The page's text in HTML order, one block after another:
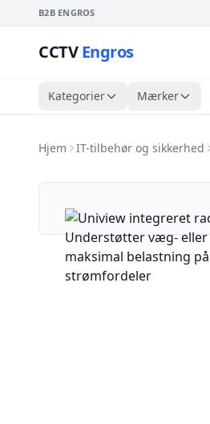
B2B ENGROS
CCTVEngros
Kategorier Mærker
Hjem IT-tilbehør og sikkerhed